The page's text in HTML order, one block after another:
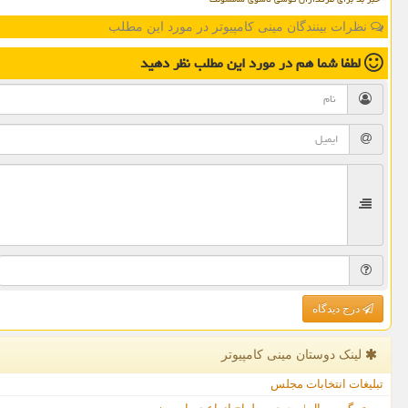
نظرات بینندگان مینی کامپیوتر در مورد این مطلب
لطفا شما همدر مورد این مطلبنظر دهید
درج دیدگاه
لینک دوستان مینی كامپیوتر
تبلیغات انتخابات مجلس